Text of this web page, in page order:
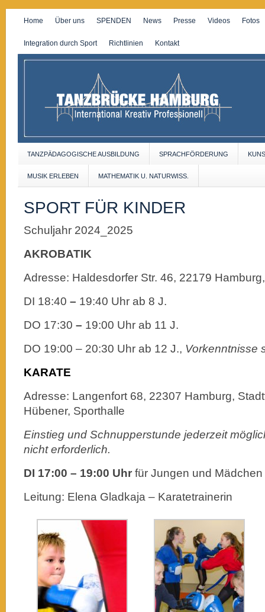
Home Über uns SPENDEN News Presse Videos Fotos
Integration durch Sport Richtlinien Kontakt
TANZPÄDAGOGISCHE AUSBILDUNG SPRACHFÖRDERUNG
MUSIK ERLEBEN MATHEMATIK U. NATURWISS.
SPORT FÜR KINDER
Schuljahr 2024_2025
AKROBATIK
Adresse: Haldesdorfer Str. 46, 22179
DI 18:40 – 19:40 Uhr ab 8 J.
DO 17:30 – 19:00 Uhr ab 11 J.
DO 19:00 – 20:30 Uhr ab 12 J., Vorkenntnisse
KARATE
Adresse: Langenfort 68, 22307 Hamburg,
Hübener, Sporthalle
Einstieg und Schnupperstunde jederzeit
nicht erforderlich.
DI 17:00 – 19:00 Uhr für Jungen und
Leitung: Elena Gladkaja – Karatetrainerin